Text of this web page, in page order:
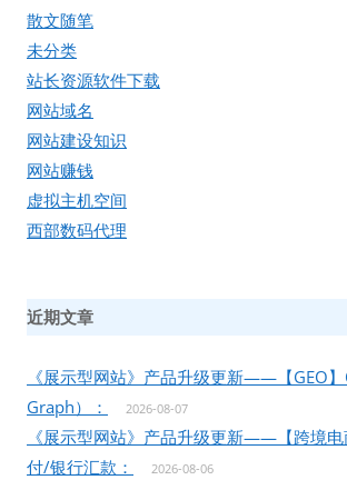
散文随笔
未分类
站长资源软件下载
网站域名
网站建设知识
网站赚钱
虚拟主机空间
西部数码代理
近期文章
《展示型网站》产品升级更新——【GEO
Graph）：
2026-08-07
《展示型网站》产品升级更新——【跨境
付/银行汇款：
2026-08-06